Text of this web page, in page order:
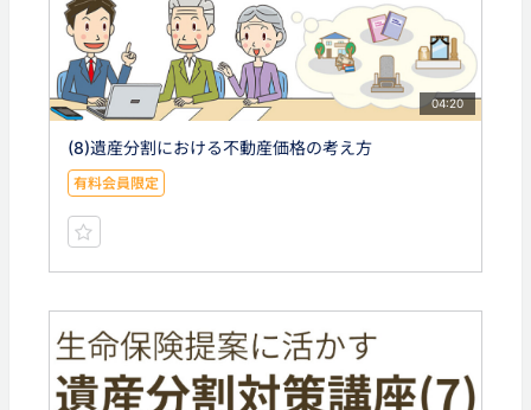
04:20
(8)遺産分割における不動産価格の考え方
有料会員限定